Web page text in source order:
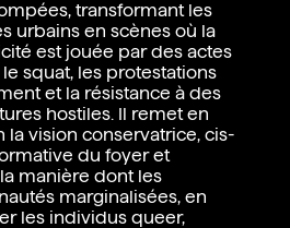
transformant les
urbains en scènes où la
est jouée par des actes
squat, les protestations
et la résistance à des
hostiles. Il remet en
la vision conservatrice, cis-
du foyer et
manière dont les
marginalisées, en
les individus queer,